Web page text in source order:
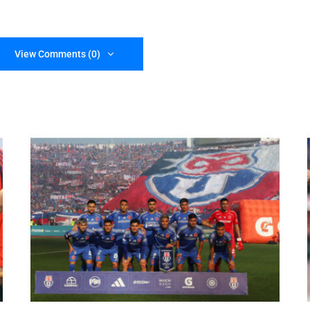
View Comments (0)